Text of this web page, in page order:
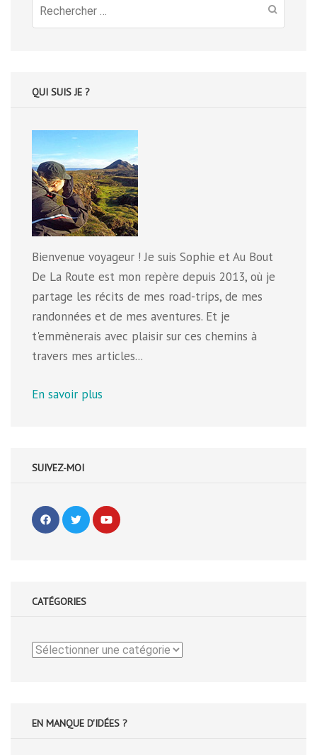
Recherche
pour
QUI SUIS JE ?
Bienvenue voyageur ! Je suis Sophie et Au Bout
De La Route est mon repère depuis 2013, où je
partage les récits de mes road-trips, de mes
randonnées et de mes aventures. Et je
t'emmènerais avec plaisir sur ces chemins à
travers mes articles...
En savoir plus
SUIVEZ-MOI
CATÉGORIES
Catégories
EN MANQUE D'IDÉES ?